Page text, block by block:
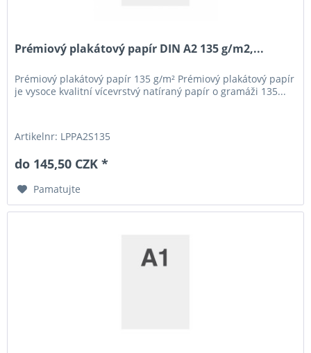
Prémiový plakátový papír DIN A2 135 g/m2,...
Prémiový plakátový papír 135 g/m² Prémiový plakátový papír
je vysoce kvalitní vícevrstvý natíraný papír o gramáži 135...
Artikelnr: LPPA2S135
do 145,50 CZK *
Pamatujte